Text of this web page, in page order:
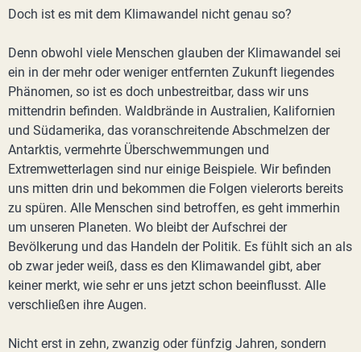
Doch ist es mit dem Klimawandel nicht genau so?
Denn obwohl viele Menschen glauben der Klimawandel sei
ein in der mehr oder weniger entfernten Zukunft liegendes
Phänomen, so ist es doch unbestreitbar, dass wir uns
mittendrin befinden. Waldbrände in Australien, Kalifornien
und Südamerika, das voranschreitende Abschmelzen der
Antarktis, vermehrte Überschwemmungen und
Extremwetterlagen sind nur einige Beispiele. Wir befinden
uns mitten drin und bekommen die Folgen vielerorts bereits
zu spüren. Alle Menschen sind betroffen, es geht immerhin
um unseren Planeten. Wo bleibt der Aufschrei der
Bevölkerung und das Handeln der Politik. Es fühlt sich an als
ob zwar jeder weiß, dass es den Klimawandel gibt, aber
keiner merkt, wie sehr er uns jetzt schon beeinflusst. Alle
verschließen ihre Augen.
Nicht erst in zehn, zwanzig oder fünfzig Jahren, sondern